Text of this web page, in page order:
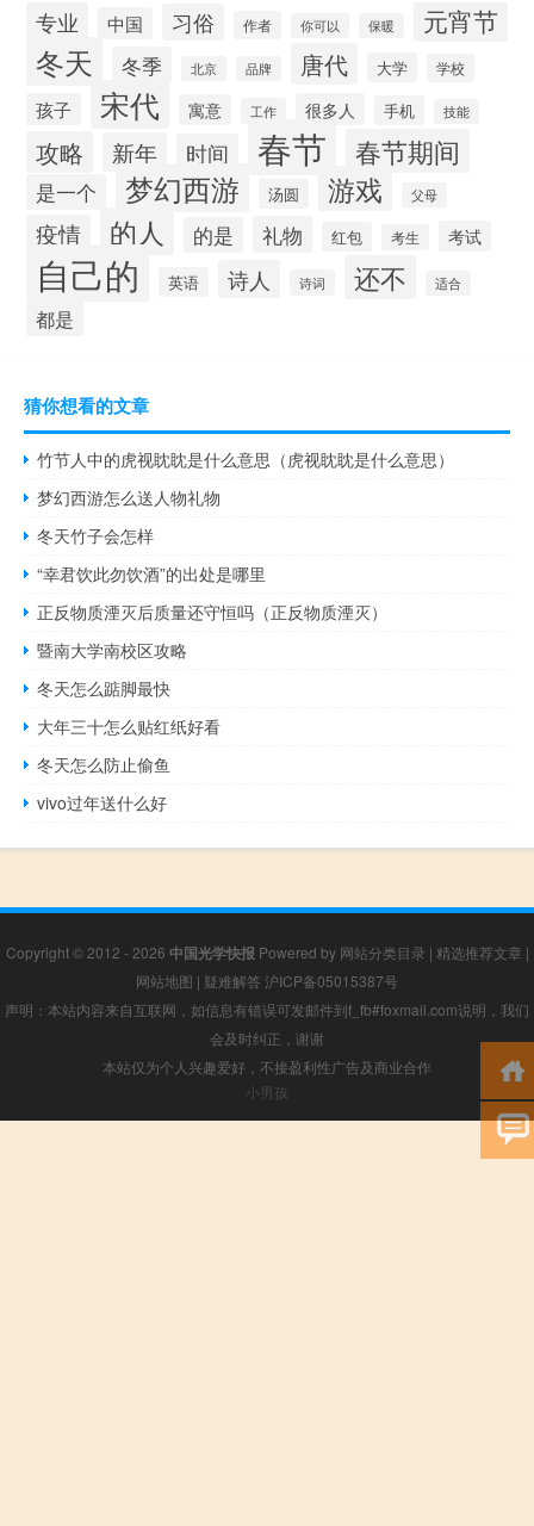
专业 中国 习俗 作者 你可以 保暖 元宵节
冬天 冬季 北京 品牌 唐代 大学 学校
孩子 宋代 寓意 工作 很多人 手机 技能
攻略 新年 时间 春节 春节期间
是一个 梦幻西游 汤圆 游戏 父母
疫情 的人 的是 礼物 红包 考生 考试
自己的 英语 诗人 诗词 还不 适合
都是
猜你想看的文章
竹节人中的虎视眈眈是什么意思（虎视眈眈是什么意思）
梦幻西游怎么送人物礼物
冬天竹子会怎样
“幸君饮此勿饮酒”的出处是哪里
正反物质湮灭后质量还守恒吗（正反物质湮灭）
暨南大学南校区攻略
冬天怎么踮脚最快
大年三十怎么贴红纸好看
冬天怎么防止偷鱼
vivo过年送什么好
Copyright © 2012 - 2026 中国光学快报 Powered by 网站分类目录 | 精选推荐文章 |
网站地图 | 疑难解答 沪ICP备05015387号
声明：本站内容来自互联网，如信息有错误可发邮件到f_fb#foxmail.com说明，我们
会及时纠正，谢谢
本站仅为个人兴趣爱好，不接盈利性广告及商业合作
小男孩